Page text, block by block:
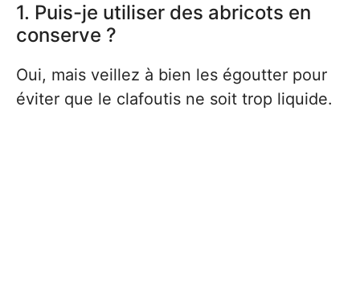
1. Puis-je utiliser des abricots en
conserve ?
Oui, mais veillez à bien les égoutter pour
éviter que le clafoutis ne soit trop liquide.